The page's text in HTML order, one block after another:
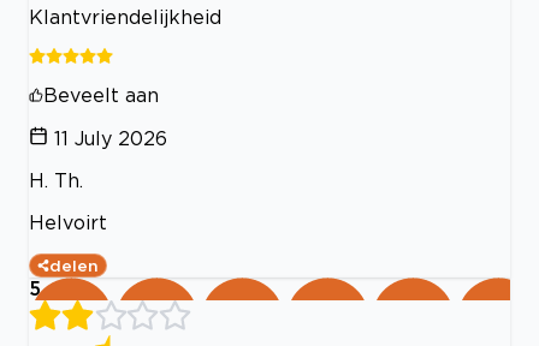
Klantvriendelijkheid
Beveelt aan
11 July 2026
H. Th.
Helvoirt
delen
5